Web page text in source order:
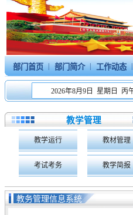
部门首页 | 部门简介 | 工作动态 |
2026年8月9日 星期日 丙
教学管理
教学运行 教材管理
考试考务 教学简报
教务管理信息系统